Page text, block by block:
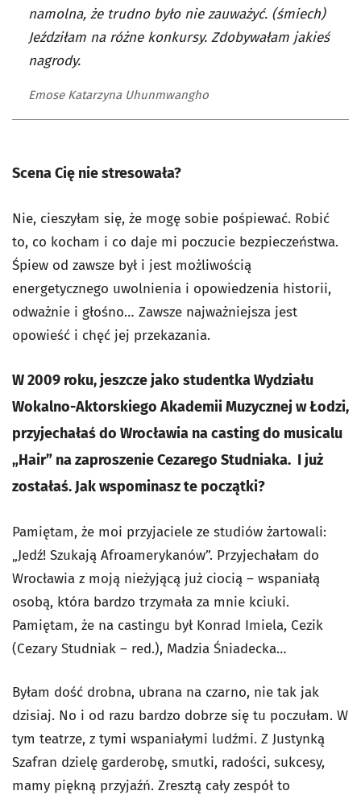
namolna, że trudno było nie zauważyć. (śmiech)
Jeździłam na różne konkursy. Zdobywałam jakieś
nagrody.
Emose Katarzyna Uhunmwangho
Scena Cię nie stresowała?
Nie, cieszyłam się, że mogę sobie pośpiewać. Robić
to, co kocham i co daje mi poczucie bezpieczeństwa.
Śpiew od zawsze był i jest możliwością
energetycznego uwolnienia i opowiedzenia historii,
odważnie i głośno… Zawsze najważniejsza jest
opowieść i chęć jej przekazania.
W 2009 roku, jeszcze jako studentka Wydziału
Wokalno-Aktorskiego Akademii Muzycznej w Łodzi,
przyjechałaś do Wrocławia na casting do musicalu
„Hair” na zaproszenie Cezarego Studniaka. I już
zostałaś. Jak wspominasz te początki?
Pamiętam, że moi przyjaciele ze studiów żartowali:
„Jedź! Szukają Afroamerykanów”. Przyjechałam do
Wrocławia z moją nieżyjącą już ciocią – wspaniałą
osobą, która bardzo trzymała za mnie kciuki.
Pamiętam, że na castingu był Konrad Imiela, Cezik
(Cezary Studniak – red.), Madzia Śniadecka…
Byłam dość drobna, ubrana na czarno, nie tak jak
dzisiaj. No i od razu bardzo dobrze się tu poczułam. W
tym teatrze, z tymi wspaniałymi ludźmi. Z Justynką
Szafran dzielę garderobę, smutki, radości, sukcesy,
mamy piękną przyjaźń. Zresztą cały zespół to